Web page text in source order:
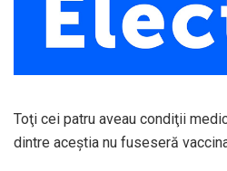
Toţi cei patru aveau condiţii
dintre aceştia nu fuseseră